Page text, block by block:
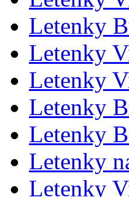
Letenky
Letenky
Letenky
Letenky
Letenky
Letenky
Letenky